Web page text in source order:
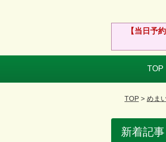
【当日予
TOP
TOP> めま
新着記事